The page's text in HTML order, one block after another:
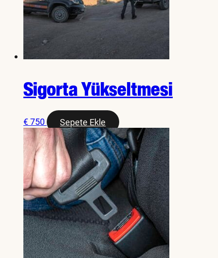
Sigorta Yükseltmesi
€750 Sepete Ekle